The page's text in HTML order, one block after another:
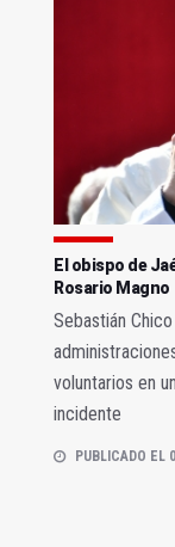
El obispo de
Rosario Magno
Sebastián
voluntarios en
incidente
PUBLICADO EL